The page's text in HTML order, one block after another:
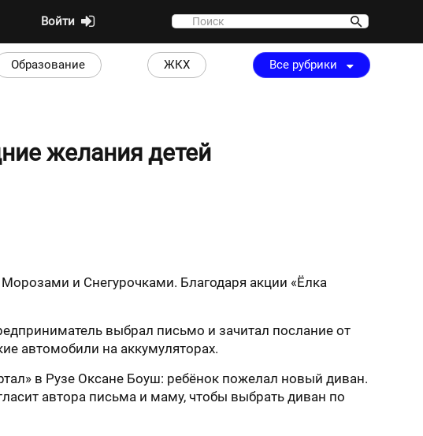
Войти
Образование ЖКХ Все рубрики
желания детей
и Снегурочками. Благодаря акции «Ёлка
выбрал письмо и зачитал послание от
автомобили на аккумуляторах.
в Рузе Оксане Боуш: ребёнок пожелал новый диван.
автора письма и маму, чтобы выбрать диван по